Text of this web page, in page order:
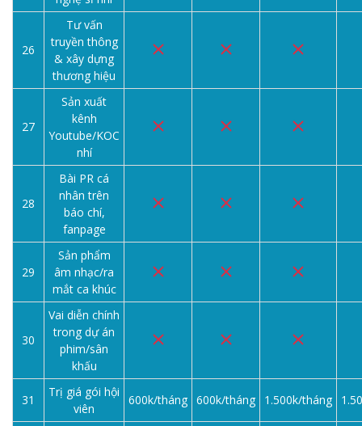
26
Tư vấn
truyền thông
& xây dựng
thương hiệu
27
Sản xuất
kênh
Youtube/KOC
nhí
28
Bài PR cá
nhân trên
báo chí,
fanpage
29
Sản phẩm
âm nhạc/ra
mắt ca khúc
30
Vai diễn chính
trong dự án
phim/sân
khấu
31
Trị giá gói hội
viên
600k/tháng 600k/tháng 1.500k/tháng